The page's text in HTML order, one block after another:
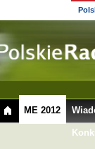
ME 2012